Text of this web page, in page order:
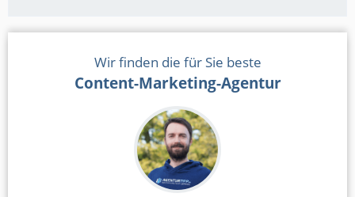
Wir finden die für Sie beste
Content-Marketing-Agentur